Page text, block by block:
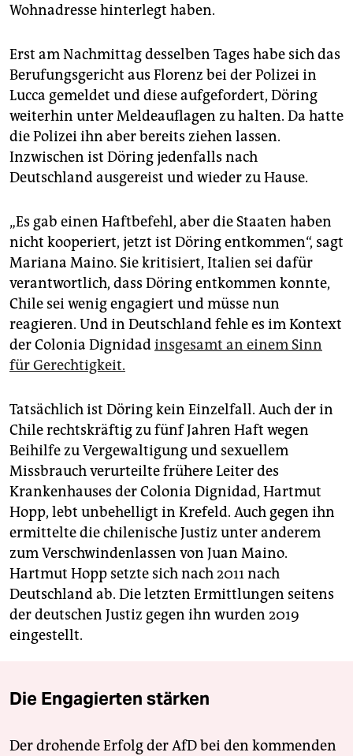
Wohnadresse hinterlegt haben.
Erst am Nachmittag desselben Tages habe sich das
Berufungsgericht aus Florenz bei der Polizei in
Lucca gemeldet und diese aufgefordert, Döring
weiterhin unter Meldeauflagen zu halten. Da hatte
die Polizei ihn aber bereits ziehen lassen.
Inzwischen ist Döring jedenfalls nach
Deutschland ausgereist und wieder zu Hause.
„Es gab einen Haftbefehl, aber die Staaten haben
nicht kooperiert, jetzt ist Döring entkommen“, sagt
Mariana Maino. Sie kritisiert, Italien sei dafür
verantwortlich, dass Döring entkommen konnte,
Chile sei wenig engagiert und müsse nun
reagieren. Und in Deutschland fehle es im Kontext
der Colonia Dignidadinsgesamt an einem Sinn
für Gerechtigkeit.
Tatsächlich ist Döring kein Einzelfall. Auch der in
Chile rechtskräftig zu fünf Jahren Haft wegen
Beihilfe zu Vergewaltigung und sexuellem
Missbrauch verurteilte frühere Leiter des
Krankenhauses der Colonia Dignidad, Hartmut
Hopp, lebt unbehelligt in Krefeld. Auch gegen ihn
ermittelte die chilenische Justiz unter anderem
zum Verschwindenlassen von Juan Maino.
Hartmut Hopp setzte sich nach 2011 nach
Deutschland ab. Die letzten Ermittlungen seitens
der deutschen Justiz gegen ihn wurden 2019
eingestellt.
Die Engagierten stärken
Der drohende Erfolg der AfD bei den kommenden